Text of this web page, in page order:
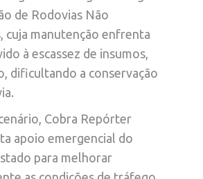
de Rodovias Não
cuja manutenção enfrenta
à escassez de insumos,
dificultando a conservação
Cobra Repórter
apoio emergencial do
para melhorar